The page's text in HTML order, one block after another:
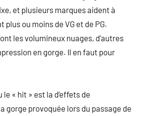
et plusieurs marques aident à
plus ou moins de VG et de PG.
les volumineux nuages, d’autres
en gorge. Il en faut pour
« hit » est la d’effets de
gorge provoquée lors du passage de